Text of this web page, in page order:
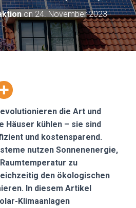
V
I
G
A
T
on 24. November 2023
die Art und
Häuser kühlen – sie sind
und kostensparend.
nutzen Sonnenenergie,
zu
den ökologischen
In diesem Artikel
Klimaanlagen